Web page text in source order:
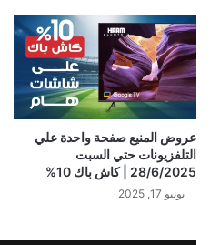
عروض المنيع صفحة واحدة علي
التلفزيونات حتي السبت
28/6/2025 | كاش باك 10%
يونيو 17, 2025